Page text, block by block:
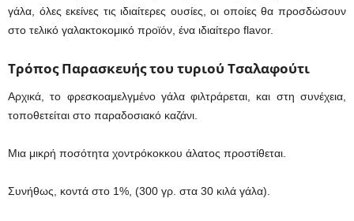
γάλα, όλες εκείνες τις ιδιαίτερες ουσίες, οι οποίες θα προσδώσουν
στο τελικό γαλακτοκομικό προϊόν, ένα ιδιαίτερο flavor.
Τρόπος Παρασκευής του τυριού Τσαλαφούτι
Αρχικά, το φρεσκοαμελγμένο γάλα φιλτράρεται, και στη συνέχεια,
τοποθετείται στο παραδοσιακό καζάνι.
Μια μικρή ποσότητα χοντρόκοκκου άλατος προστίθεται.
Συνήθως, κοντά στο 1%, (300 γρ. στα 30 κιλά γάλα).